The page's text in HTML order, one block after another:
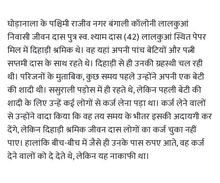
घोड़ानाला के पश्चिमी राजीव नगर बंगाली कॉलोनी लालकुआं
निवासी जीवन दास पुत्र स्व. श्याम दास (42) लालकुआं स्थित पेपर
मिल में दिहाड़ी श्रमिक थे। वह यहां अपनी पांच बेटियों और पत्नी
सप्तमी दास के साथ रहते थे। दिहाड़ी से ही उनकी ग्रहस्थी चल रही
थी। परिजनों के मुताबिक, कुछ समय पहले उन्होंने अपनी एक बेटी
की शादी थी। ससुराली पड़ोस में ही रहते थे, लेकिन पहली बेटी की
शादी के लिए उन्हें कई लोगों से कर्ज लेना पड़ा था। कर्ज लेने वालों
से उन्होंने वादा किया कि वह तय समय के भीतर इसकी अदायगी कर
देंगे, लेकिन दिहाड़ी श्रमिक जीवन दास लोगों का कर्ज चुका नहीं
पाए। हालांकि बीच-बीच में जैसे ही उनके पास रुपए आते, वह कर्ज
देने वालों को दे देते थे, लेकिन यह नाकाफी था।